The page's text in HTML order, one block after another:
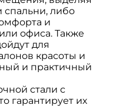
спальни, либо
и
офиса. Также
для
красоты и
и практичный
стали с
гарантирует их